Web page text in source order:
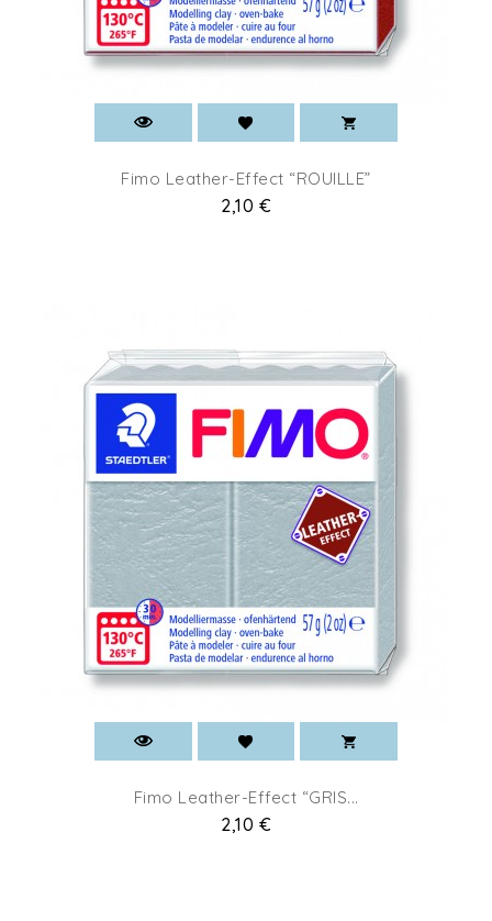
Fimo Leather-Effect “ROUILLE”
Prix
2,10 €
Fimo Leather-Effect “GRIS...
Prix
2,10 €